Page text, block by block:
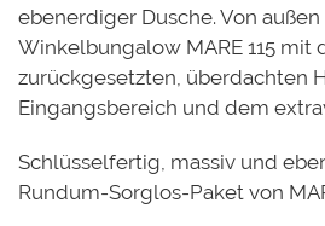
ebenerdiger Dusche. Von
Winkelbungalow MARE 115 mit
zurückgesetzten, überdachten
Eingangsbereich und dem
Schlüsselfertig, massiv und
Rundum-Sorglos-Paket von